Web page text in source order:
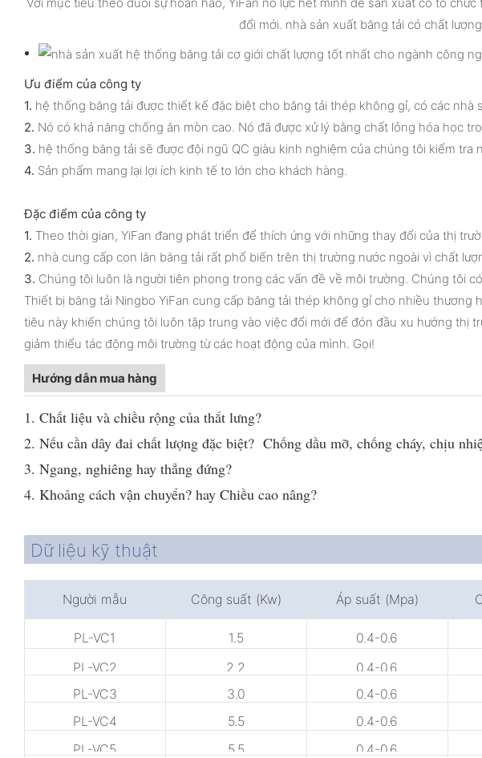
đổi mới. nhà sản xuất băng tải có chất
Ưu điểm của công ty
1. hệ thống băng tải được thiết kế đặc biệt cho băng tải thép không gỉ, có các nhà
2. Nó có khả năng chống ăn mòn cao. Nó đã được xử lý bằng chất lỏng hóa học
3. hệ thống băng tải sẽ được đội ngũ QC giàu kinh nghiệm của chúng tôi kiểm tra
4. Sản phẩm mang lại lợi ích kinh tế to lớn cho khách hàng.
Đặc điểm của công ty
1. Theo thời gian, YiFan đang phát triển để thích ứng với những thay đổi của thị
2. nhà cung cấp con lăn băng tải rất phổ biến trên thị trường nước ngoài vì chất
3. Chúng tôi luôn là người tiên phong trong các vấn đề về môi trường. Chúng tôi
Thiết bị băng tải Ningbo YiFan cung cấp băng tải thép không gỉ cho nhiều
tiêu này khiến chúng tôi luôn tập trung vào việc đổi mới để đón đầu xu hướng thị
giảm thiểu tác động môi trường từ các hoạt động của mình. Gọi!
Hướng dẫn mua hàng
1. Chất liệu và chiều rộng của thắt lưng?
2. Nếu cần dây đai chất lượng đặc biệt? Chống dầu mỡ, chống cháy, chịu
3. Ngang, nghiêng hay thẳng đứng?
4. Khoảng cách vận chuyển? hay Chiều cao nâng?
Dữ liệu kỹ thuật
Người mẫu Công suất (Kw) Áp suất (Mpa)
PL-VC1 1.5 0.4-0.6
PL-VC2
2.2 0.4-0.6
PL-VC3
3.0 0.4-0.6
PL-VC4
5.5 0.4-0.6
PL-VC5
5.5 0.4-0.6